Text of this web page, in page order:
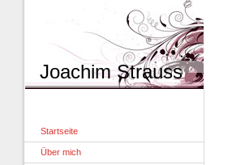
Joachim Strauss
Startseite
Über mich